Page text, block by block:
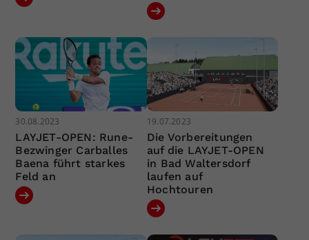
30.08.2023
LAYJET-OPEN: Rune-
Bezwinger Carballes
Baena führt starkes
Feld an
19.07.2023
Die Vorbereitungen
auf die LAYJET-OPEN
in Bad Waltersdorf
laufen auf
Hochtouren